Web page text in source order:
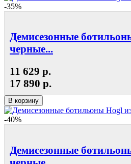
-35%
Демисезонные
черные...
11 629 р.
17 890 р.
В корзину
-40%
Демисезонные